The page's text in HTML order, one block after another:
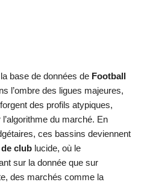
base de données de Football
l’ombre des ligues majeures,
forgent des profils atypiques,
du marché. En
ces bassins deviennent
club lucide, où le
sur la donnée que sur
des marchés comme la